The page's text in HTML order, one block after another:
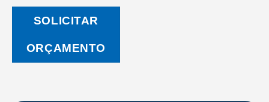
Desejos
SOLICITAR
ORÇAMENTO